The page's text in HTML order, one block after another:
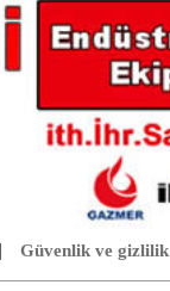
Güvenlik ve gizlilik